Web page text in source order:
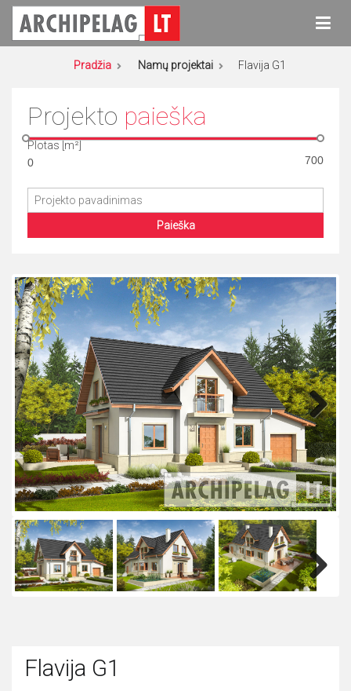
Eiti
turinio
Archipelag
Namų projektai
Pradžia Namų projektai Flavija G1
Projekto paieška
Plotas [m²]
Paieška
Next
Flavija G1